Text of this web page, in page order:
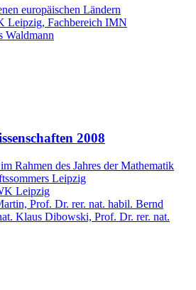
europäischen Ländern
Leipzig, Fachbereich IMN
Waldmann
2008
Rahmen des Jahres der Mathematik
Leipzig
Leipzig
Prof. Dr. rer. nat. habil. Bernd
Klaus Dibowski, Prof. Dr. rer. nat.